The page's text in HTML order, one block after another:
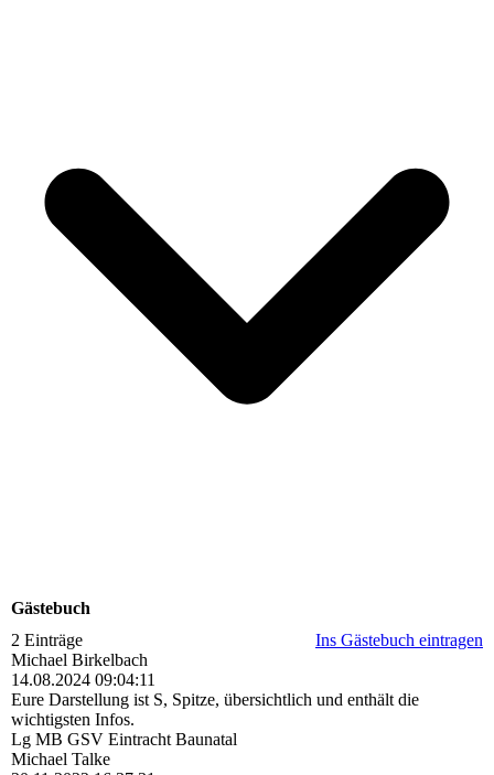
Gästebuch
2 Einträge
Ins Gästebuch eintragen
Michael Birkelbach
14.08.2024 09:04:11
Eure Darstellung ist S, Spitze, übersichtlich und enthält die
wichtigsten Infos.
Lg MB GSV Eintracht Baunatal
Michael Talke